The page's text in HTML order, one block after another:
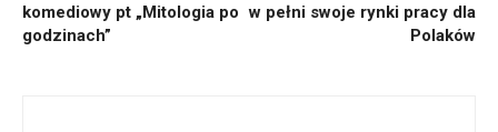
komediowy pt „Mitologia po
godzinach”
w pełni swoje rynki pracy dla
Polaków